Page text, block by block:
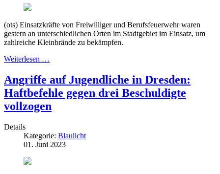
(ots) Einsatzkräfte von Freiwilliger und Berufsfeuerwehr waren
gestern an unterschiedlichen Orten im Stadtgebiet im Einsatz, um
zahlreiche Kleinbrände zu bekämpfen.
Weiterlesen …
Angriffe auf Jugendliche in Dresden:
Haftbefehle gegen drei Beschuldigte
vollzogen
Details
Kategorie: Blaulicht
01. Juni 2023